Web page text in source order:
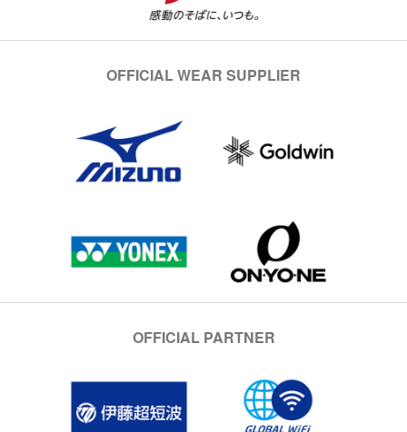
OFFICIAL WEAR SUPPLIER
OFFICIAL PARTNER